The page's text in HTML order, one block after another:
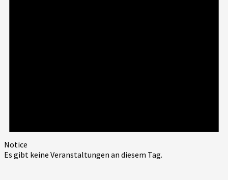
Notice
Es gibt keine Veranstaltungen an diesem Tag.